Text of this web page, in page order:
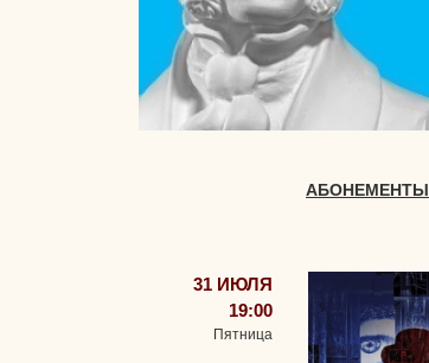
АБОНЕМЕНТЫ
31 ИЮЛЯ
19:00
Пятница